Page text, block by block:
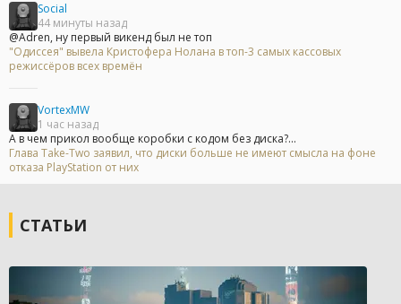
Social
44 минуты назад
@Adren, ну первый викенд был не топ
"Одиссея" вывела Кристофера Нолана в топ-3 самых кассовых
режиссёров всех времён
VortexMW
1 час назад
А в чем прикол вообще коробки с кодом без диска?...
Глава Take-Two заявил, что диски больше не имеют смысла на фоне
отказа PlayStation от них
СТАТЬИ